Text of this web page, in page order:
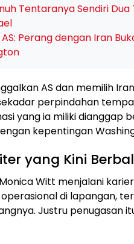
Tentaranya Sendiri
Perang dengan Iran
AS dan memilih
perpindahan
yang ia miliki dianggap
kepentingan
yang Kini
Witt menjalani
di lapangan,
Justru penugasan